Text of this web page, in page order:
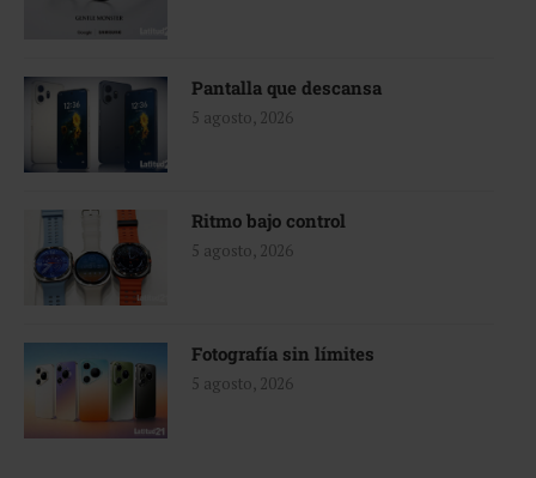
Pantalla que descansa
5 agosto, 2026
Ritmo bajo control
5 agosto, 2026
Fotografía sin límites
5 agosto, 2026